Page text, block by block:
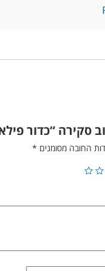
“כדור פילאטיס 55
החובה מסומנים *